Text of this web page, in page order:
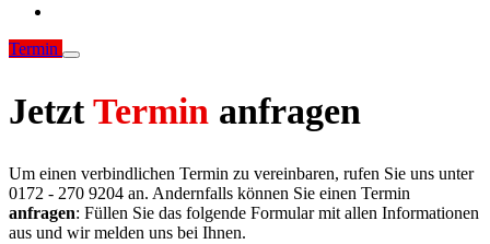
Termin
JetztTermin anfragen
Um einen verbindlichen Termin zu vereinbaren, rufen Sie uns unter
0172 - 270 9204 an. Andernfalls können Sie einen Termin
anfragen: Füllen Sie das folgende Formular mit allen Informationen
aus und wir melden uns bei Ihnen.